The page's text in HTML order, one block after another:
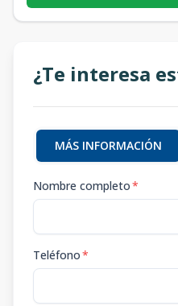
¿Te interesa
MÁS INFORMACIÓN
Nombre completo*
Teléfono*